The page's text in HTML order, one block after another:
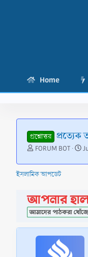
Home
প্রশ্নোত্তর প্রত্যেক
T
r
e
d
s
t
a
r
FORUM BOT
S
a
d
a
t
e
ইসলামিক আপডেট